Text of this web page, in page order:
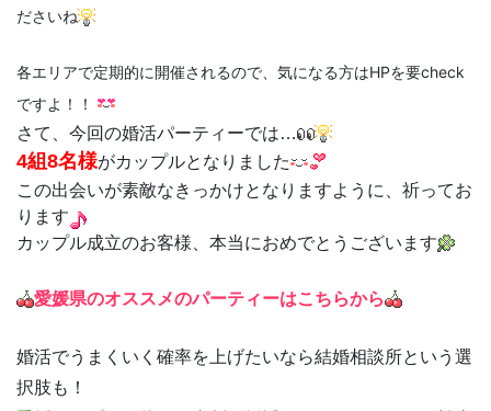
ださいね
各エリアで定期的に開催されるので、気になる方はHPを要check
ですよ！！
さて、今回の婚活パーティーでは…
4組8名様がカップルとなりました
この出会いが素敵なきっかけとなりますように、祈ってお
ります
カップル成立のお客様、本当におめでとうございます
愛媛県のオススメのパーティーはこちらから
婚活でうまくいく確率を上げたいなら結婚相談所という選
択肢も！